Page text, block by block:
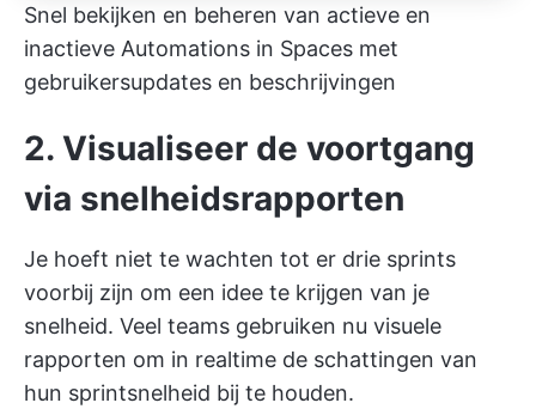
Snel bekijken en beheren van actieve en
inactieve Automations in Spaces met
gebruikersupdates en beschrijvingen
2. Visualiseer de voortgang
via snelheidsrapporten
Je hoeft niet te wachten tot er drie sprints
voorbij zijn om een idee te krijgen van je
snelheid. Veel teams gebruiken nu visuele
rapporten om in realtime de schattingen van
hun sprintsnelheid bij te houden.